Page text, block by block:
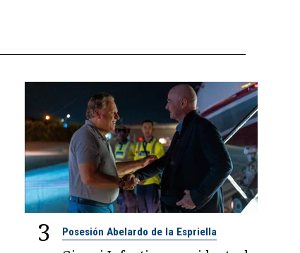
3 Posesión Abelardo de la Espriella